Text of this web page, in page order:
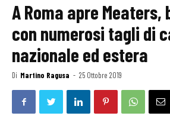
A Roma apre Meaters,
con numerosi tagli di
nazionale ed estera
Di Martino Ragusa - 25 Ottobre 2019